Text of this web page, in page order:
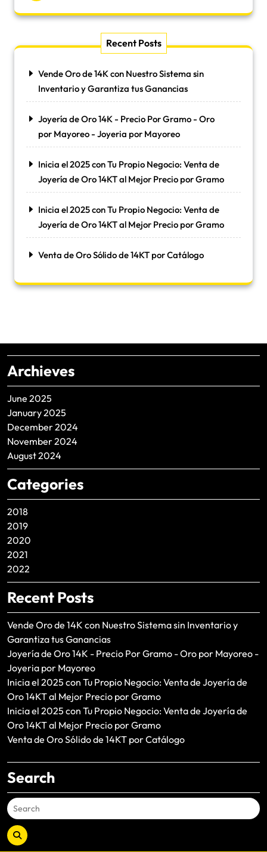
Recent Posts
Vende Oro de 14K con Nuestro Sistema sin
Inventario y Garantiza tus Ganancias
Joyería de Oro 14K - Precio Por Gramo - Oro
por Mayoreo - Joyeria por Mayoreo
Inicia el 2025 con Tu Propio Negocio: Venta de
Joyería de Oro 14KT al Mejor Precio por Gramo
Inicia el 2025 con Tu Propio Negocio: Venta de
Joyería de Oro 14KT al Mejor Precio por Gramo
Venta de Oro Sólido de 14KT por Catálogo
Archieves
June 2025
January 2025
December 2024
November 2024
August 2024
Categories
2018
2019
2020
2021
2022
Recent Posts
Vende Oro de 14K con Nuestro Sistema sin Inventario y
Garantiza tus Ganancias
Joyería de Oro 14K - Precio Por Gramo - Oro por Mayoreo -
Joyeria por Mayoreo
Inicia el 2025 con Tu Propio Negocio: Venta de Joyería de
Oro 14KT al Mejor Precio por Gramo
Inicia el 2025 con Tu Propio Negocio: Venta de Joyería de
Oro 14KT al Mejor Precio por Gramo
Venta de Oro Sólido de 14KT por Catálogo
Search